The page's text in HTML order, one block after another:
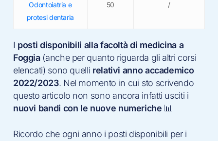
Odontoiatria e
protesi dentaria
50 /
I posti disponibili alla facoltà di medicina a
Foggia(anche per quanto riguarda gli altri corsi
elencati) sono quelli relativi anno accademico
2022/2023. Nel momento in cui sto scrivendo
questo articolo non sono ancora infatti usciti i
nuovi bandi con le nuove numeriche 📊
Ricordo che ogni anno i posti disponibili per i